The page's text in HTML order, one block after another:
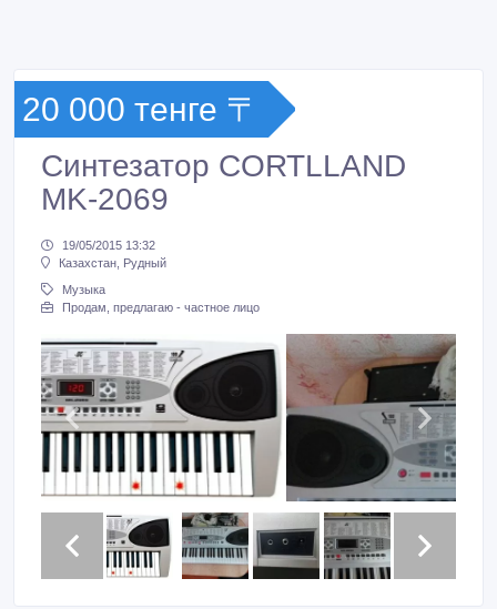
20 000 тенге 〒
Синтезатор CORTLLAND
MK-2069
19/05/2015 13:32
Казахстан, Рудный
Музыка
Продам, предлагаю - частное лицо